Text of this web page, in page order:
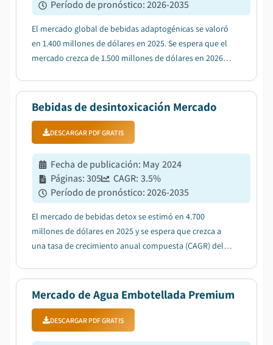
Período de pronóstico:2026-2035
El mercado global de bebidas adaptogénicas se valoró
en 1.400 millones de dólares en 2025. Se espera que el
mercado crezca de 1.500 millones de dólares en 2026 a
Bebidas de desintoxicación Mercado
DESCARGAR PDF GRATIS
Fecha de publicación: May 2024
Páginas:305 CAGR: 3.5%
Período de pronóstico:2026-2035
El mercado de bebidas detox se estimó en 4.700
millones de dólares en 2025 y se espera que crezca a
una tasa de crecimiento anual compuesta (CAGR) del
Mercado de Agua Embotellada Premium
DESCARGAR PDF GRATIS